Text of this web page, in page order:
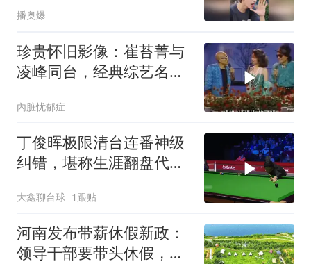
播奥爆
珍贵怀旧影像：崔苔菁与
凌峰同台，经典综艺名场
內脏忧郁症
丁俊晖极限清台连番神级
纠错，堪称生涯翻盘代表
俊晖 #台球是一种生活
大鑫聊台球 1跟贴
河南发布带薪休假新政：
领导干部要带头休假，推